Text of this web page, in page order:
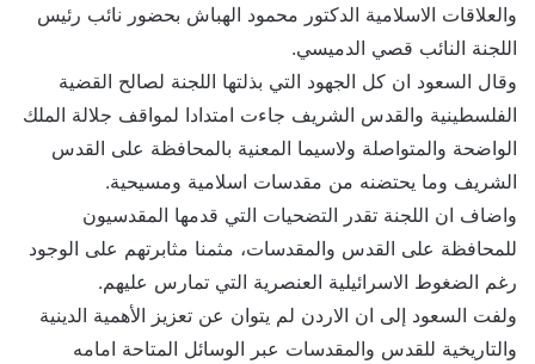
والعلاقات الاسلامية الدكتور محمود الهباش بحضور نائب رئيس
اللجنة النائب قصي الدميسي.
وقال السعود ان كل الجهود التي بذلتها اللجنة لصالح القضية
الفلسطينية والقدس الشريف جاءت امتدادا لمواقف جلالة الملك
الواضحة والمتواصلة ولاسيما المعنية بالمحافظة على القدس
الشريف وما يحتضنه من مقدسات اسلامية ومسيحية.
واضاف ان اللجنة تقدر التضحيات التي قدمها المقدسيون
للمحافظة على القدس والمقدسات، مثمنا مثابرتهم على الوجود
رغم الضغوط الاسرائيلية العنصرية التي تمارس عليهم.
ولفت السعود إلى ان الاردن لم يتوان عن تعزيز الأهمية الدينية
والتاريخية للقدس والمقدسات عبر الوسائل المتاحة امامه